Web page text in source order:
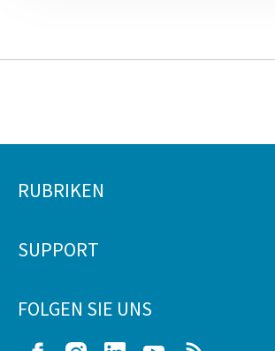
Footer
RUBRIKEN
SUPPORT
FOLGEN SIE UNS